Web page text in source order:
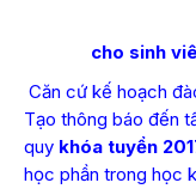
cho sinh
Căn cứ kế hoạch
Tạo thông báo đến
quy khóa tuyển
học phần trong học